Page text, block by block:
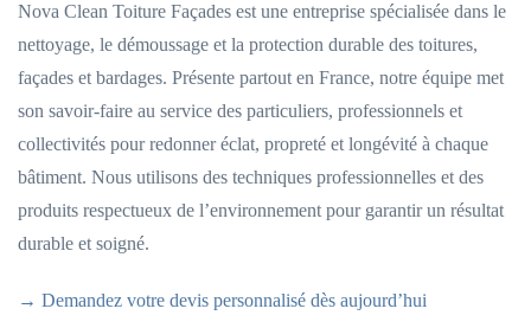
Nova Clean Toiture Façades est une entreprise spécialisée dans le
nettoyage, le démoussage et la protection durable des toitures,
façades et bardages. Présente partout en France, notre équipe met
son savoir-faire au service des particuliers, professionnels et
collectivités pour redonner éclat, propreté et longévité à chaque
bâtiment. Nous utilisons des techniques professionnelles et des
produits respectueux de l’environnement pour garantir un résultat
durable et soigné.
→ Demandez votre devis personnalisé dès aujourd’hui